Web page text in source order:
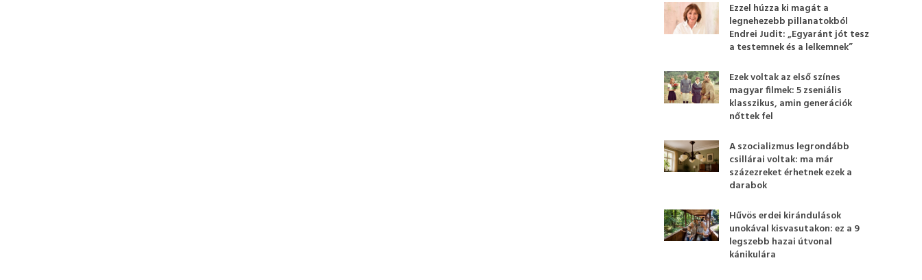
Ezzel húzza ki magát a
legnehezebb pillanatokból
Endrei Judit: „Egyaránt jót tesz
a testemnek és a lelkemnek”
Ezek voltak az első színes
magyar filmek: 5 zseniális
klasszikus, amin generációk
nőttek fel
A szocializmus legrondább
csillárai voltak: ma már
százezreket érhetnek ezek a
darabok
Hűvös erdei kirándulások
unokával kisvasutakon: ez a 9
legszebb hazai útvonal
kánikulára